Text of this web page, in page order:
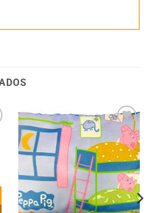
Añadir
a la
lista
de
deseos